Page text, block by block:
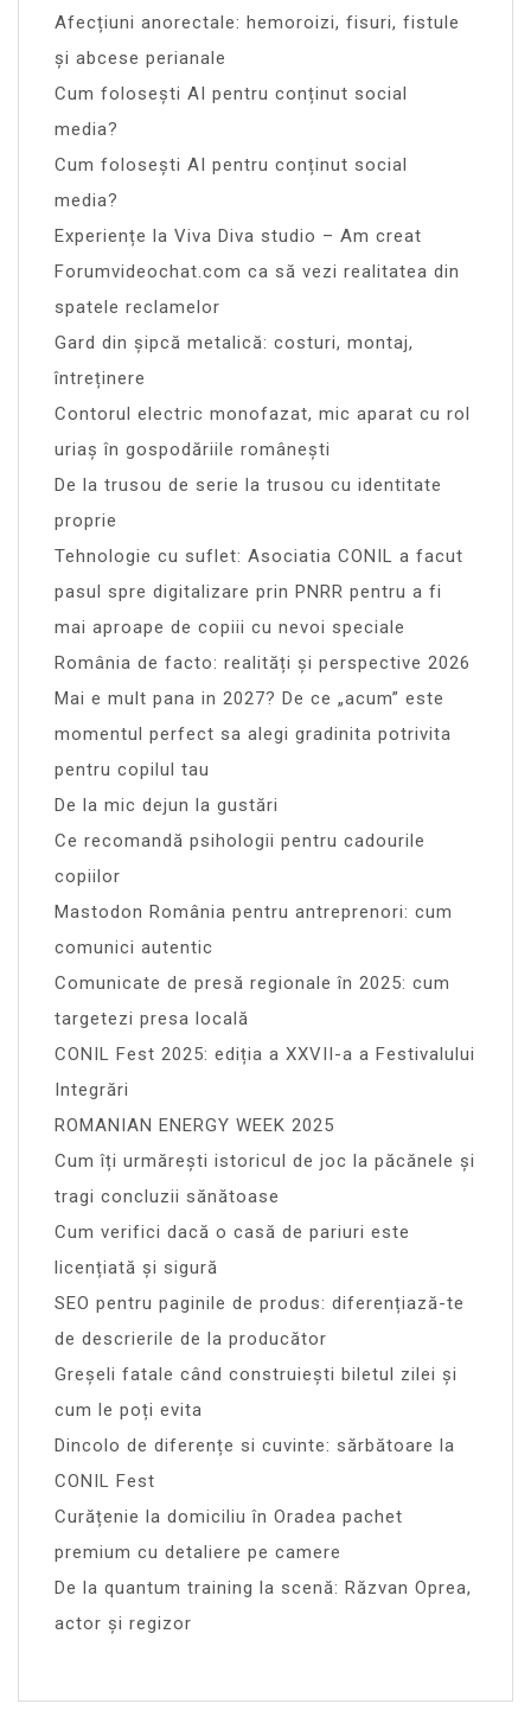
Afecțiuni anorectale: hemoroizi, fisuri, fistule
și abcese perianale
Cum folosești AI pentru conținut social
media?
Cum folosești AI pentru conținut social
media?
Experiențe la Viva Diva studio – Am creat
Forumvideochat.com ca să vezi realitatea din
spatele reclamelor
Gard din șipcă metalică: costuri, montaj,
întreținere
Contorul electric monofazat, mic aparat cu rol
uriaș în gospodăriile românești
De la trusou de serie la trusou cu identitate
proprie
Tehnologie cu suflet: Asociatia CONIL a facut
pasul spre digitalizare prin PNRR pentru a fi
mai aproape de copiii cu nevoi speciale
România de facto: realități și perspective 2026
Mai e mult pana in 2027? De ce „acum” este
momentul perfect sa alegi gradinita potrivita
pentru copilul tau
De la mic dejun la gustări
Ce recomandă psihologii pentru cadourile
copiilor
Mastodon România pentru antreprenori: cum
comunici autentic
Comunicate de presă regionale în 2025: cum
targetezi presa locală
CONIL Fest 2025: ediția a XXVII-a a Festivalului
Integrări
ROMANIAN ENERGY WEEK 2025
Cum îți urmărești istoricul de joc la păcănele și
tragi concluzii sănătoase
Cum verifici dacă o casă de pariuri este
licențiată și sigură
SEO pentru paginile de produs: diferențiază-te
de descrierile de la producător
Greșeli fatale când construiești biletul zilei și
cum le poți evita
Dincolo de diferențe si cuvinte: sărbătoare la
CONIL Fest
Curățenie la domiciliu în Oradea pachet
premium cu detaliere pe camere
De la quantum training la scenă: Răzvan Oprea,
actor și regizor